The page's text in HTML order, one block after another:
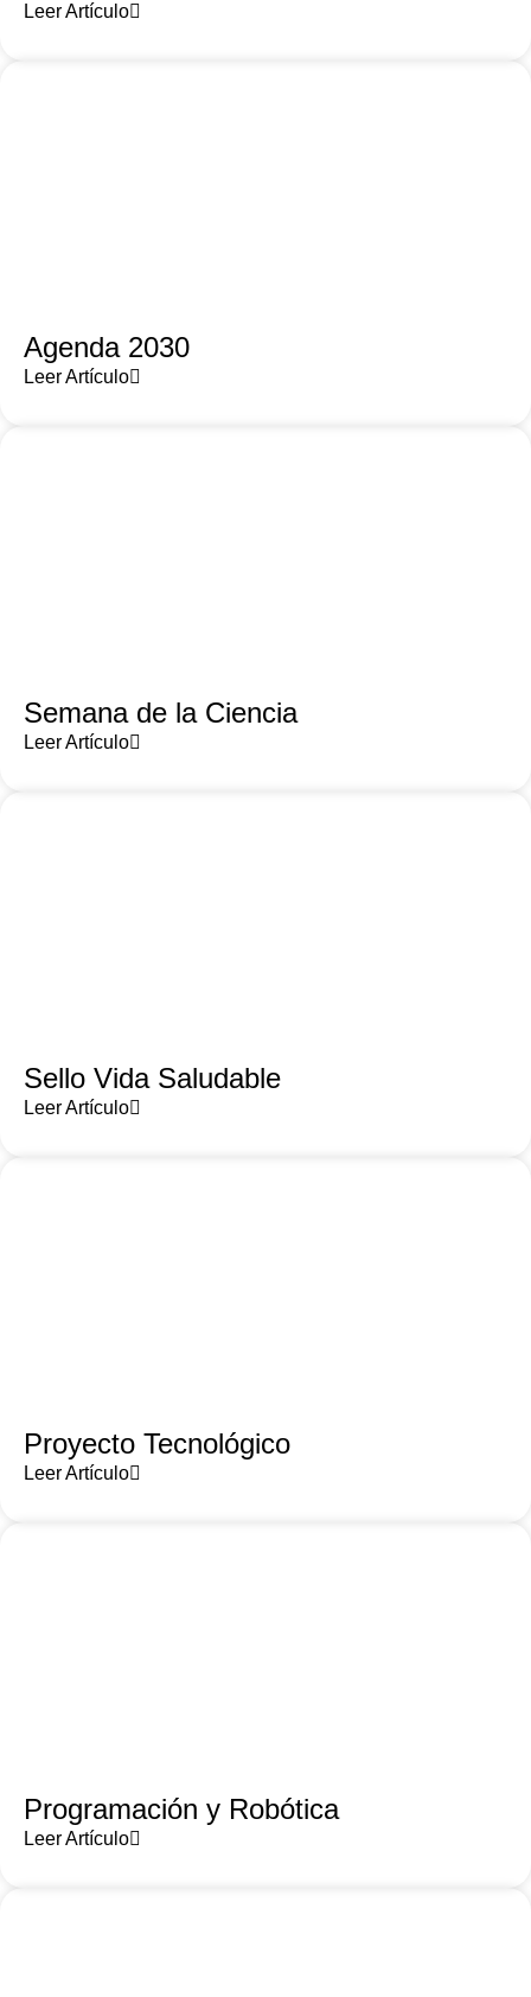
Leer Artículo
Agenda 2030
Leer Artículo
Semana de la Ciencia
Leer Artículo
Sello Vida Saludable
Leer Artículo
Proyecto Tecnológico
Leer Artículo
Programación y Robótica
Leer Artículo